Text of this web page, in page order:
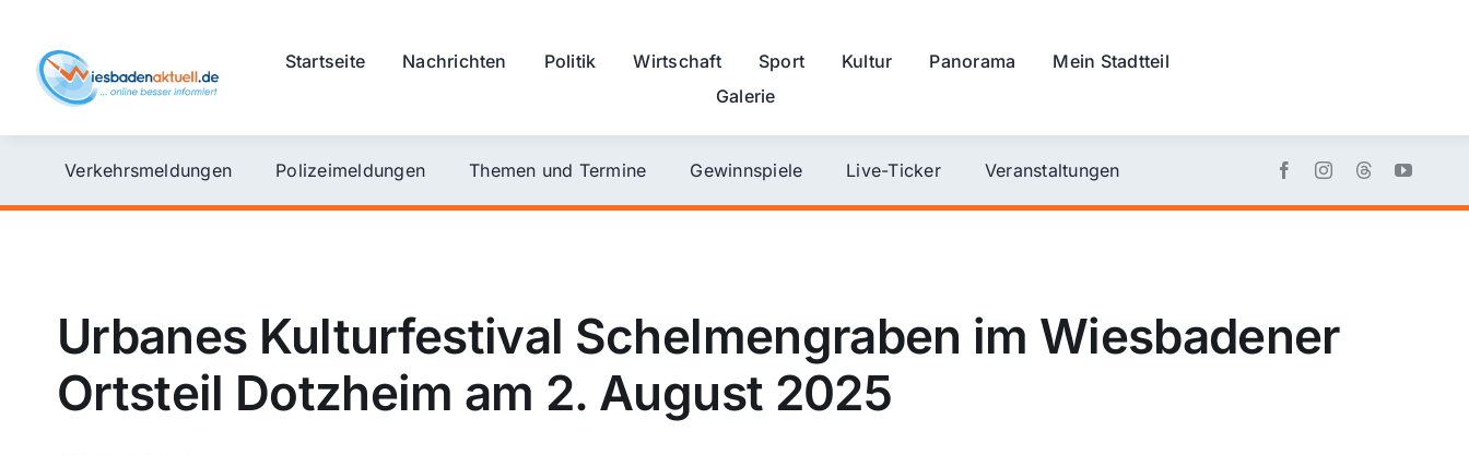
content
Startseite Nachrichten Politik Wirtschaft Sport Kultur Panorama
Mein Stadtteil
Galerie
Verkehrsmeldungen Polizeimeldungen Themen und Termine Gewinnspiele Live-Ticker Veranstaltungen
Urbanes Kulturfestival Schelmengraben im Wiesbadener
Ortsteil Dotzheim am 2. August 2025